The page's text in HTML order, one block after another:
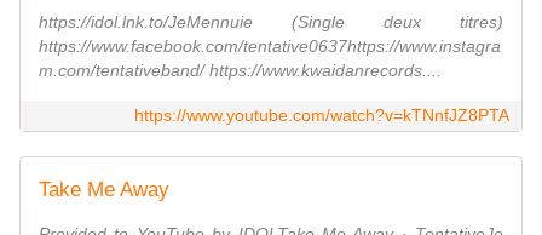
https://idol.lnk.to/JeMennuie (Single deux titres)
https://www.facebook.com/tentative0637https://www.instagra
m.com/tentativeband/ https://www.kwaidanrecords....
https://www.youtube.com/watch?v=kTNnfJZ8PTA
Take Me Away